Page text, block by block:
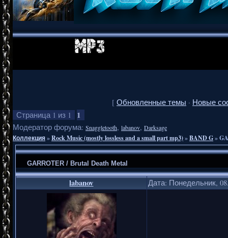
[ Обновленные темы · Новые
Страница 1 из 1 1
Модератор форума: Snaggletooth, labanov, Darksage
Коллекция»Rock Music (mostly lossless and a small part mp3)»BAND G»
GARROTER / Brutal Death Metal
labanov Дата: Понедельник,